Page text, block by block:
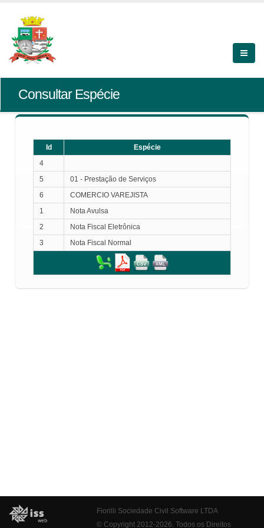
Consultar Espécie
Id
Espécie
4
5
01 - Prestação de Serviços
6
COMERCIO VAREJISTA
1
Nota Avulsa
2
Nota Fiscal Eletrônica
3
Nota Fiscal Normal
Fiorilli Sociedade Civil Software LTDA
© Copyright 2012-2026. Todos os Direitos